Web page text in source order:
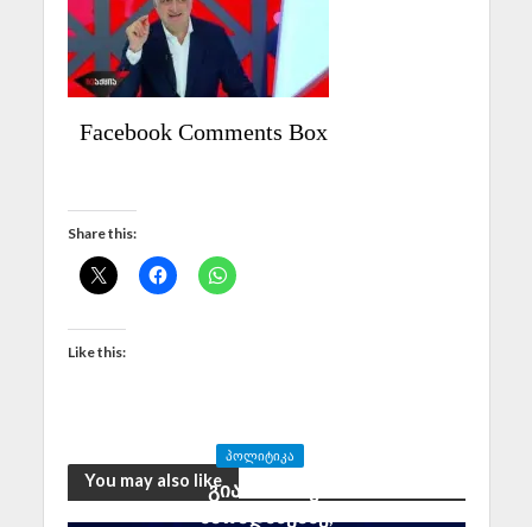
Facebook Comments Box
Share this:
Like this:
You may also like
ᲞᲝᲚᲘᲢᲘᲙᲐ
გია აბაშიძე: